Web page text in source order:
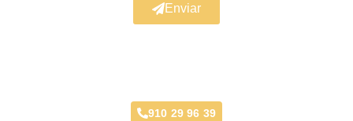
Enviar
910 29 96 39